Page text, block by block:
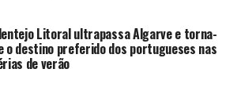
Litoral ultrapassa Algarve e torna-
o destino preferido dos portugueses nas
de verão